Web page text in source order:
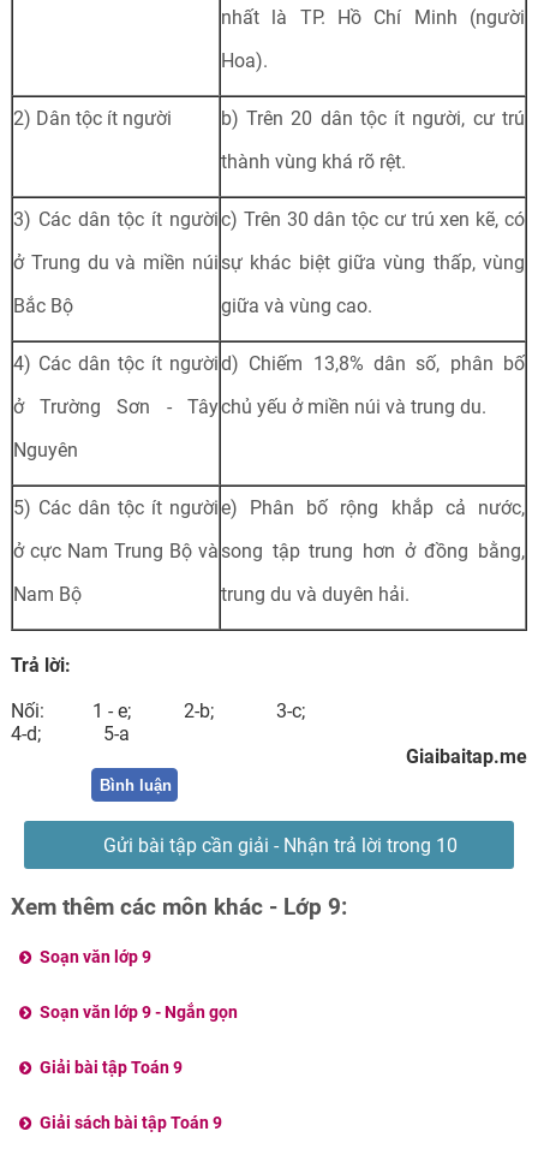
nhất là TP. Hồ Chí Minh (người
Hoa).
2) Dân tộc ít người
b) Trên 20 dân tộc ít người, cư trú
thành vùng khá rõ rệt.
3) Các dân tộc ít người
ở Trung du và miền núi
Bắc Bộ
c) Trên 30 dân tộc cư trú xen kẽ, có
sự khác biệt giữa vùng thấp, vùng
giữa và vùng cao.
4) Các dân tộc ít người
ở Trường Sơn - Tây
Nguyên
d) Chiếm 13,8% dân số, phân bố
chủ yếu ở miền núi và trung du.
5) Các dân tộc ít người
ở cực Nam Trung Bộ và
Nam Bộ
e) Phân bố rộng khắp cả nước,
song tập trung hơn ở đồng bằng,
trung du và duyên hải.
Trả lời:
Nối: 1 - e; 2-b; 3-c;
4-d; 5-a
Giaibaitap.me
Bình luận
Gửi bài tập cần giải - Nhận trả lời trong 10
phút
Xem thêm các môn khác - Lớp 9:
Soạn văn lớp 9
Soạn văn lớp 9 - Ngắn gọn
Giải bài tập Toán 9
Giải sách bài tập Toán 9